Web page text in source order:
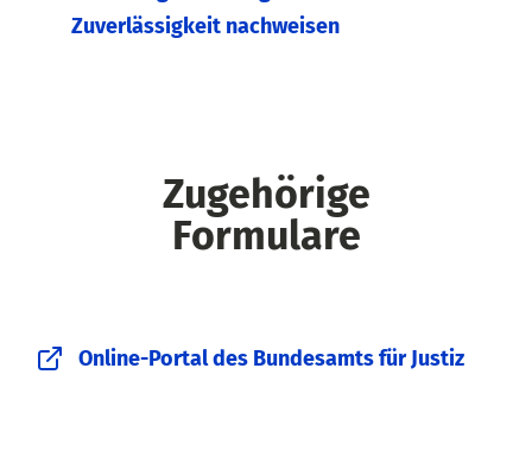
Zuverlässigkeit nachweisen
Zugehörige
Formulare
Online-Portal des Bundesamts für Justiz